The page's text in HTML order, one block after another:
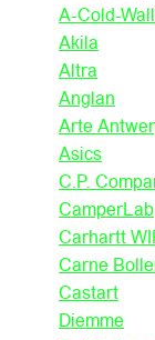
A-Cold-
Akila
Altra
Anglan
Arte
Asics
C.P.
CamperLab
Carhartt
Carne
Castart
Diemme